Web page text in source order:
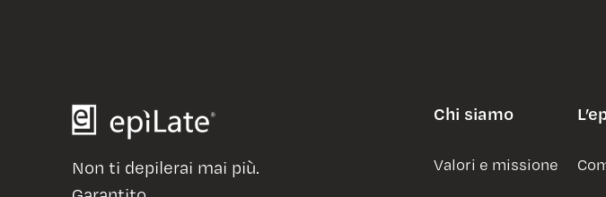
Non ti depilerai mai più.
Chi siamo
Valori e missione